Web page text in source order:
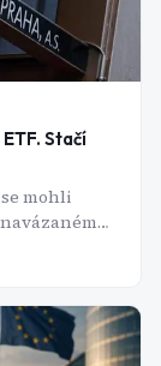
Stačí
mohli